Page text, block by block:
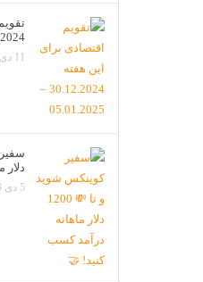
11 دی 1403
5 دی 1403